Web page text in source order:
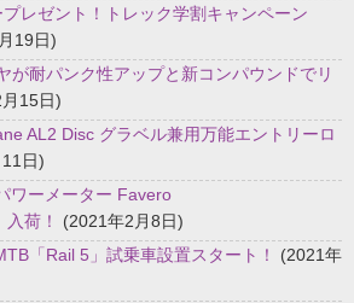
レゼント！トレック学割キャンペーン
19日)
が耐パンク性アップと新コンパウンドでリ
15日)
AL2 Disc グラベル兼用万能エントリーロ
日)
ワーメーター Favero
荷！
(2021年2月8日)
「Rail 5」試乗車設置スタート！
(2021年